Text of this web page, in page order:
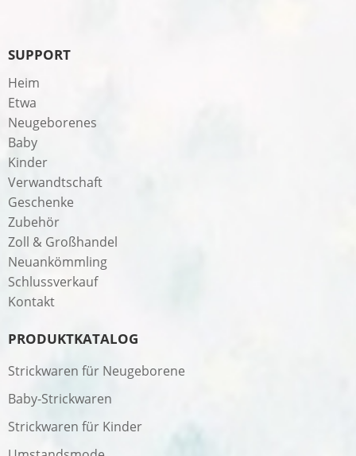
SUPPORT
Heim
Etwa
Neugeborenes
Baby
Kinder
Verwandtschaft
Geschenke
Zubehör
Zoll & Großhandel
Neuankömmling
Schlussverkauf
Kontakt
PRODUKTKATALOG
Strickwaren für Neugeborene
Baby-Strickwaren
Strickwaren für Kinder